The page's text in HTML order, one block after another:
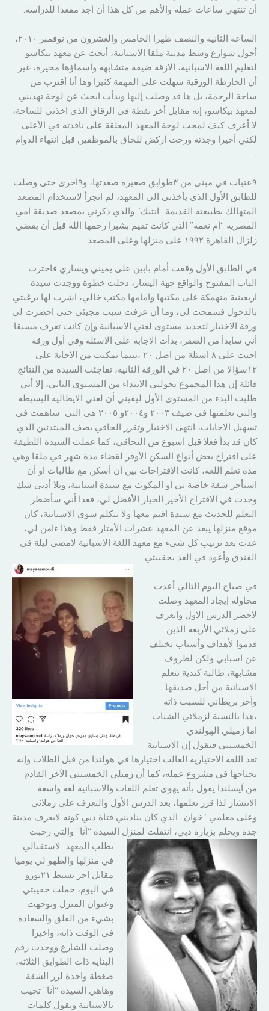
أن تنتهي ساعات عمله والأهم من كل هذا أن أجد مقعدا للدراسة.
الساعة الثانية والنصف ظهرا الخامس والعشرون من نوفمبر ٢٠١٠،
أجول شوارع وسط مدينة ملقا الاسبانية، أبحث عن معهد بيكاسو
لتعليم اللغة الاسبانية، الازقة ضيقة متشابهة واسماؤها محيرة، غير
أن الخارطة الورقية سهلت علي المهمة كثيرا وها أنا أقترب من
ساحة الرحمة، بل ها قد وصلت إليها وبدأت ابحث عن لوحة تهديني
لمعهد بيكاسو، إنه مقابل أخر نقطة في الزقاق الذي اخذني للساحة،
لا أعرف كيف لمحت لوحة المعهد المعلقة على نافذته في الأعلى
لكني أخيرا وجدته ورحت اركض للحاق بالموظفين قبل انتهاء الدوام
٩عتبات في مبنى من ٣طوابق صغيرة صعدتها، و٩اخرى حتى وصلت
للطابق الأول الذي يأخذني الى المعهد، لم اتجرأ لاستخدام المصعد
المتهالك بطبيعته القديمة ”انتيك” والذي ذكرني بمصعد صديقة امي
المصرية “ام نعمة” التي كانت تقيم بشبرا رحمها الله قبل أن يقضي
زلزال القاهرة ١٩٩٢ على منزلها وعلى المصعد.
في الطابق الأول وقفت أمام بابين على يميني ويساري فاخترت
الباب المفتوح والواقع جهة اليسار، دخلت خطوة ووجدت سيدة
اربعينية منهمكة على مكتبها وامامها مكتب خالي، اشرت لها برغبتي
بالدخول فسمحت لي، وما أن عرفت سبب مجيئي حتى احضرت لي
ورقة الاختبار لتحديد مستوى لغتي الاسبانية وإن كانت تعرف مسبقا
أني سأبدأ من الصفر، بدأت الاجابة على الاسئلة وفي أول ورقة
اجبت على ٨ اسئلة من اصل ٢٠ ،بينما تمكنت من الاجابة على
١٢سؤالا من اصل ٢٠ في الورقة الثانية، تفاجئت السيدة من النتائج
قائلة إن هذا المجموع يخولني الابتداء من المستوى الثاني، إلا أني
طلبت البدء من المستوى الأول ليقيني أن لغتي الايطالية البسيطة
والتي تعلمتها في صيف ٢٠٠٣ و٢٠٠٤و ٢٠٠٥ هي التي ساهمت في
تسهيل الاجابات، انتهى الاختبار وتقرر الحاقي بصف المبتدئين الذي
كان قد بدأ فعلا قبل اسبوع من التحاقي، كما عملت السيدة اللطيفة
على اقتراح بعض أنواع السكن الأوفر لقضاء مدة شهر في ملقا وهي
مدة تعلم اللغة، كانت الاقتراحات بين أن أسكن مع طالبات او أن
استأجر شقة خاصة بي او المكوث مع سيدة اسبانية، وبلا أدنى شك
وجدت في الاقتراح الأخير الخيار الأفضل لي، فعدا أني سأضطر
التعلم للحديث مع سيدة اقيم معها ولا تتكلم سوى الاسبانية، كان
موقع منزلها يبعد عن المعهد عشرات الأمتار فقط وهذا ءامن لي،
عدت بعد ترتيب كل شيء مع معهد اللغة الاسبانية لامضي ليلة في
الفندق وأعود في الغد بحقيبتي.
في صباح اليوم التالي أعدت
محاولة إيجاد المعهد وصلت
لاحضر الدرس الاول واتعرف
على زملائي الأربعة الذين
قدموا لأهداف وأسباب تختلف
عن اسبابي ولكن لظروف
مشابهة، طالبة كندية تتعلم
الاسبانية من أجل صديقها
وآخر بريطاني للسبب ذاته
،هذا بالنسبة لزملائي الشباب
اما زميلي الهولندي
الخمسيني فيقول إن الاسبانية
تعد اللغة الاختيارية الغالب اختيارها في هولندا من قبل الطلاب وإنه
يحتاجها في مشروع عمله، كما أن زميلي الخمسيني الآخر القادم
من آيسلندا يقول بأنه يهوى تعلم اللغات والاسبانية لغة واسعة
الانتشار لذا قرر تعلمها، بعد الدرس الأول والتعرف على زملائي
وعلى معلمي “خوان” الذي كان يناديني فتاة دبي كونه لايعرف مدينة
جدة ويحلم بزيارة دبي، انتقلت لمنزل السيدة “آنا” والتي رحبت
بطلب المعهد لاستقبالي
في منزلها والطهو لي يوميا
مقابل اجر بسيط ٢١يورو
في اليوم، حملت حقيبتي
وعنوان المنزل وتوجهت
بشيء من القلق والسعادة
في الوقت ذاته، واخيرا
وصلت للشارع ووجدت رقم
البناية ذات الطوابق الثلاثة،
ضغطة واحدة لزر الشقة
وهاهي السيدة “آنا” تجيب
بالاسبانية وتقول كلمات